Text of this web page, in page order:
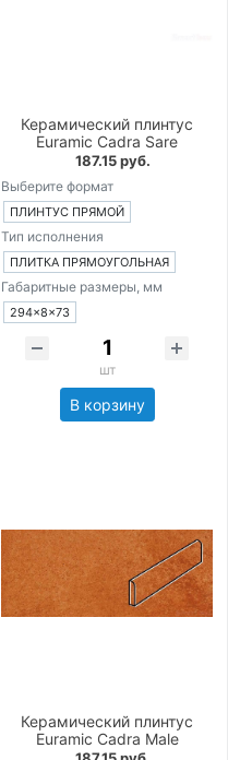
Керамический плинтус
Euramic Cadra Sare
187.15 руб.
Выберите формат
ПЛИНТУС ПРЯМОЙ
Тип исполнения
ПЛИТКА ПРЯМОУГОЛЬНАЯ
Габаритные размеры, мм
294×8×73
шт
В корзину
Керамический плинтус
Euramic Cadra Male